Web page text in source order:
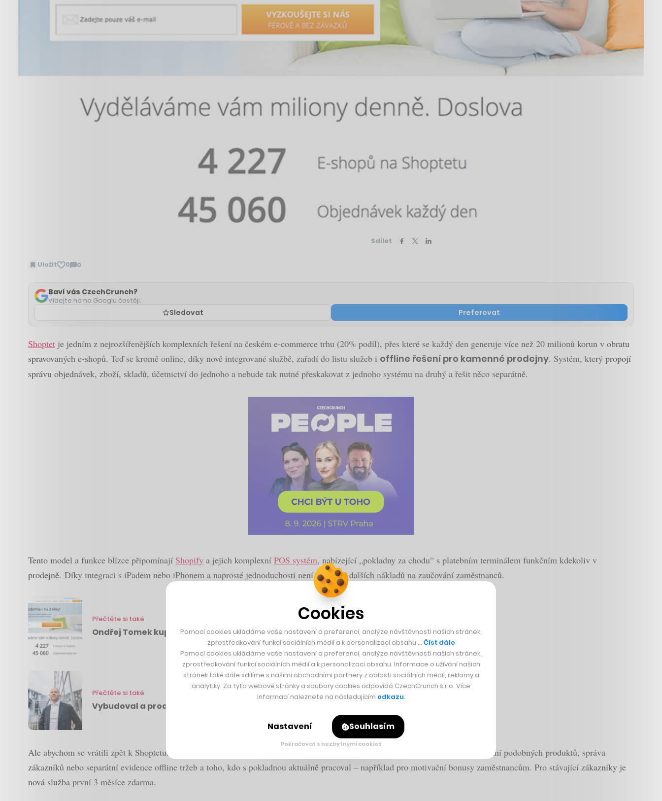
Sdílet
Uložit 0 0
Zobrazit
Baví vás CzechCrunch?
Vídejte ho na Googlu častěji.
Sledovat Preferovat
Shoptet je jedním z nejrozšířenějších komplexních řešení na českém e-commerce trhu (20% podíl), přes které se každý den generuje více než 20 milionů korun v obratu
spravovaných e-shopů. Teď se kromě online, díky nově integrované službě, zařadí do listu služeb i offline řešení pro kamenné prodejny. Systém, který propojí
správu objednávek, zboží, skladů, účetnictví do jednoho a nebude tak nutné přeskakovat z jednoho systému na druhý a řešit něco separátně.
Tento model a funkce blízce připomínají Shopify a jejich komplexní POS systém, nabízející „pokladny za chodu“ s platebním terminálem funkčním kdekoliv v
prodejně. Díky integraci s iPadem nebo iPhonem a naprosté jednoduchosti není ani třeba dalších nákladů na zaučování zaměstnanců.
Přečtěte si také
Ondřej Tomek kupuje 70% českého poskytovatele eshopů Shoptet.cz
Přečtěte si také
Vybudoval a prodal čtyři firmy, teď poslal do světa i Driveto
Ale abychom se vrátili zpět k Shoptetu. Mezi další výhody systému patří přímé markování zboží přes čtečku s možností zobrazování podobných produktů, správa
zákazníků nebo separátní evidence offline tržeb a toho, kdo s pokladnou aktuálně pracoval – například pro motivační bonusy zaměstnancům. Pro stávající zákazníky je
nová služba první 3 měsíce zdarma.
Cookies
Pomocí cookies ukládáme vaše nastavení a preferencí, analýze návštěvnosti našich stránek,
zprostředkování funkcí sociálních médií a k personalizaci obsahu … Číst dále
Pomocí cookies ukládáme vaše nastavení a preferencí, analýze návštěvnosti našich stránek,
zprostředkování funkcí sociálních médií a k personalizaci obsahu. Informace o užívání našich
stránek také dále sdílíme s našimi obchodními partnery z oblasti sociálních médií, reklamy a
analytiky. Za tyto webové stránky a soubory cookies odpovídá CzechCrunch s.r.o. Více
informací naleznete na následujícím odkazu.
Nastavení Souhlasím
Pokračovat s nezbytnými cookies